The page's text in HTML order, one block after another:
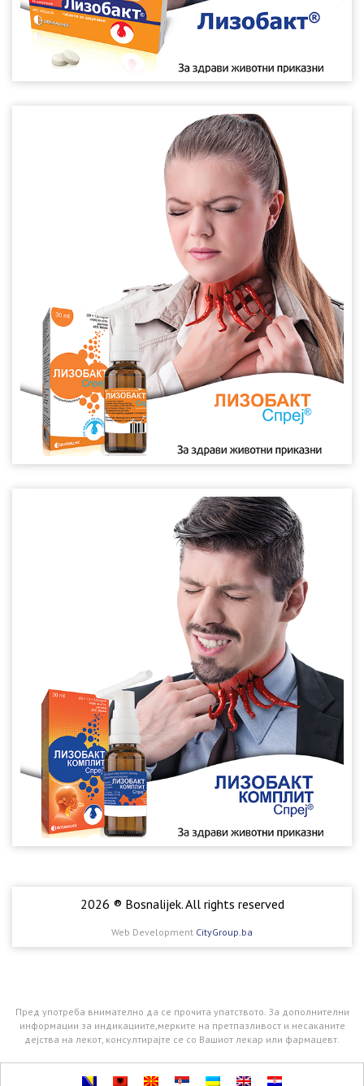
2026 ® Bosnalijek. All rights reserved
Web Development CityGroup.ba
Пред употреба внимателно да се прочита упатството. За дополнителни
информации за индикациите,мерките на претпазливост и несаканите
дејства на лекот, консултирајте се со Вашиот лекар или фармацевт.